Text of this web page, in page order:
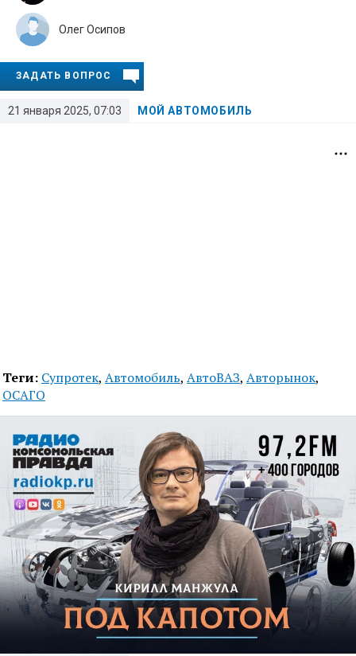
21 января 2025, 07:03 МОЙ АВТОМОБИЛЬ
Олег Осипов
ЗАДАТЬ ВОПРОС
Теги: Супротек, Автомобиль, АвтоВАЗ, Авторынок,
ОСАГО